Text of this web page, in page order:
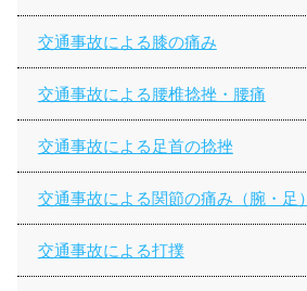
交通事故による膝の痛み
交通事故による腰椎捻挫・腰痛
交通事故による足首の捻挫
交通事故による関節の痛み（腕・足）
交通事故による打撲